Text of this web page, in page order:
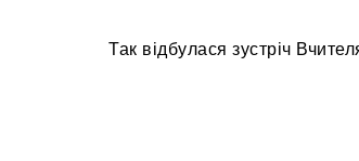
Так відбулася зустріч